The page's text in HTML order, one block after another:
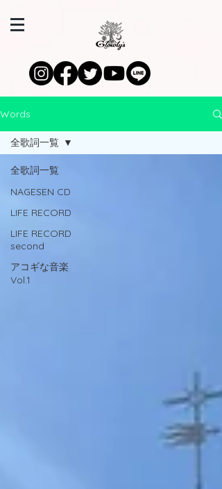
Words
全歌詞一覧
NAGESEN CD
LIFE RECORD
LIFE RECORD
second
アコギな音楽
Vol.1
全歌詞一覧